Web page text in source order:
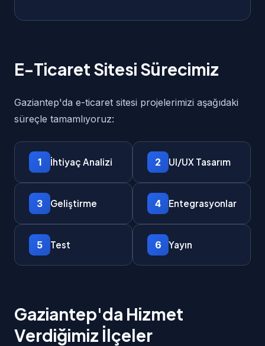
E-Ticaret Sitesi Sürecimiz
Gaziantep'da e-ticaret sitesi projelerimizi aşağıdaki
süreçle tamamlıyoruz:
1 İhtiyaç Analizi 2 UI/UX Tasarım
3 Geliştirme 4 Entegrasyonlar
5 Test 6 Yayın
Gaziantep'da Hizmet
Verdiğimiz İlçeler